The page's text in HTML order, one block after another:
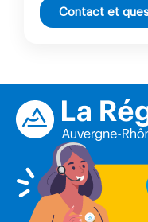
Contact et